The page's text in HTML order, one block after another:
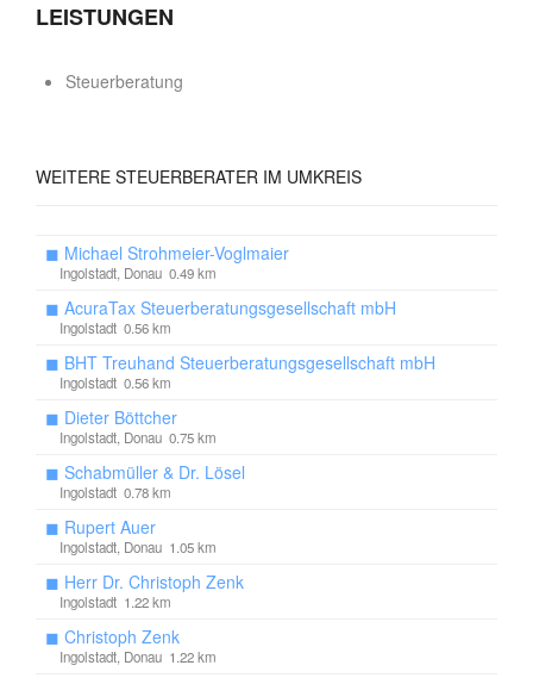
LEISTUNGEN
Steuerberatung
WEITERE STEUERBERATER IM UMKREIS
◼ Michael Strohmeier-Voglmaier
Ingolstadt, Donau 0.49 km
◼ AcuraTax Steuerberatungsgesellschaft mbH
Ingolstadt 0.56 km
◼ BHT Treuhand Steuerberatungsgesellschaft mbH
Ingolstadt 0.56 km
◼ Dieter Böttcher
Ingolstadt, Donau 0.75 km
◼ Schabmüller & Dr. Lösel
Ingolstadt 0.78 km
◼ Rupert Auer
Ingolstadt, Donau 1.05 km
◼ Herr Dr. Christoph Zenk
Ingolstadt 1.22 km
◼ Christoph Zenk
Ingolstadt, Donau 1.22 km